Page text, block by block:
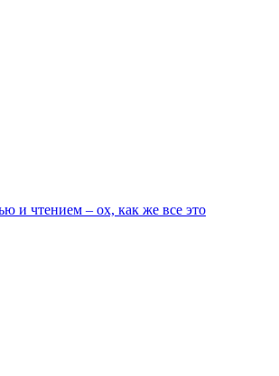
и чтением – ох, как же все это